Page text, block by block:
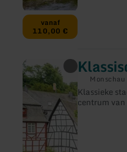
vanaf
110,00 €
Monschau
Klassieke
centrum
meer
informatie
over:
Klassische
Stadtführung